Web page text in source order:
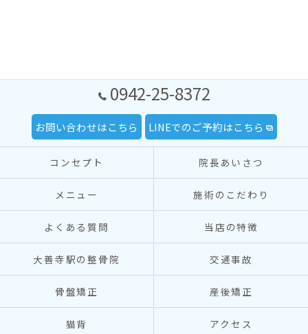
0942-25-8372
お問い合わせはこちら LINEでのご予約はこちら
コンセプト 院長あいさつ
メニュー 施術のこだわり
よくある質問 当店の特徴
大善寺駅の整骨院 交通事故
骨盤矯正 産後矯正
猫背 アクセス